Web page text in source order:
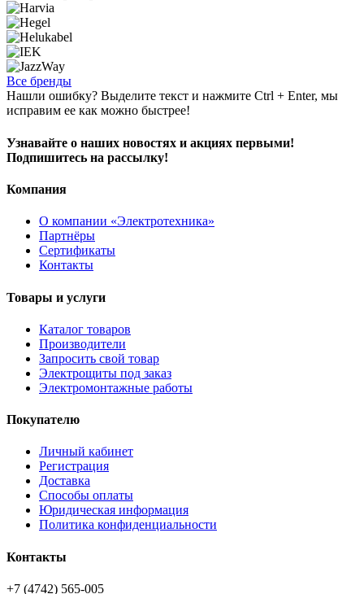
Все бренды
Нашли ошибку? Выделите текст и нажмите Ctrl + Enter, мы
исправим ее как можно быстрее!
Узнавайте о наших новостях и акциях первыми!
Подпишитесь на рассылку!
Компания
О компании «Электротехника»
Партнёры
Сертификаты
Контакты
Товары и услуги
Каталог товаров
Производители
Запросить свой товар
Электрощиты под заказ
Электромонтажные работы
Покупателю
Личный кабинет
Регистрация
Доставка
Способы оплаты
Юридическая информация
Политика конфиденциальности
Контакты
+7 (4742) 565-005